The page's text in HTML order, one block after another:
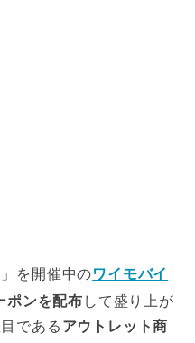
を開催中のワイモバイ
ポンを配布 して盛り上が
である アウトレット商